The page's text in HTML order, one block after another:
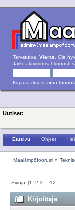
Tervetuloa, Vieras . Ole
Jäikö aktivointisähköposti
Kirjautuaksesi anna
Uutiset:
Etusivu Ohjeet
Maalämpöfoorumi»
Sivuja: [1]2 3 12
Kirjoittaja